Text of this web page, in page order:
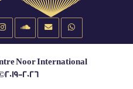
Noor International
2026